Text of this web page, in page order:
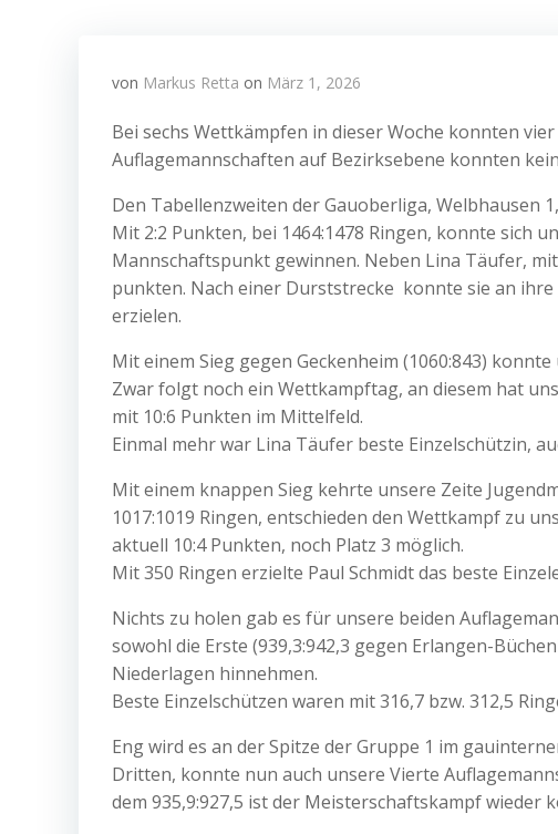
von Markus Retta on März 1, 2026
Bei sechs Wettkämpfen in dieser Woche konnten
Auflagemannschaften auf Bezirksebene konnten
Den Tabellenzweiten der Gauoberliga, Welbhausen
Mit 2:2 Punkten, bei 1464:1478 Ringen, konnte sich
Mannschaftspunkt gewinnen. Neben Lina Täufer,
punkten. Nach einer Durststrecke konnte sie an
erzielen.
Mit einem Sieg gegen Geckenheim (1060:843)
Zwar folgt noch ein Wettkampftag, an diesem hat
mit 10:6 Punkten im Mittelfeld.
Einmal mehr war Lina Täufer beste Einzelschützin,
Mit einem knappen Sieg kehrte unsere Zeite
1017:1019 Ringen, entschieden den Wettkampf zu
aktuell 10:4 Punkten, noch Platz 3 möglich.
Mit 350 Ringen erzielte Paul Schmidt das beste
Nichts zu holen gab es für unsere beiden
sowohl die Erste (939,3:942,3 gegen Erlangen-
Niederlagen hinnehmen.
Beste Einzelschützen waren mit 316,7 bzw. 312,5
Eng wird es an der Spitze der Gruppe 1 im
Dritten, konnte nun auch unsere Vierte
dem 935,9:927,5 ist der Meisterschaftskampf wieder